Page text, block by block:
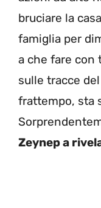
bruciare la
famiglia per
a che fare con
sulle tracce
frattempo, sta
Zeynep a